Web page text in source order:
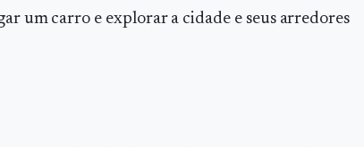
um carro e explorar a cidade e seus arredores